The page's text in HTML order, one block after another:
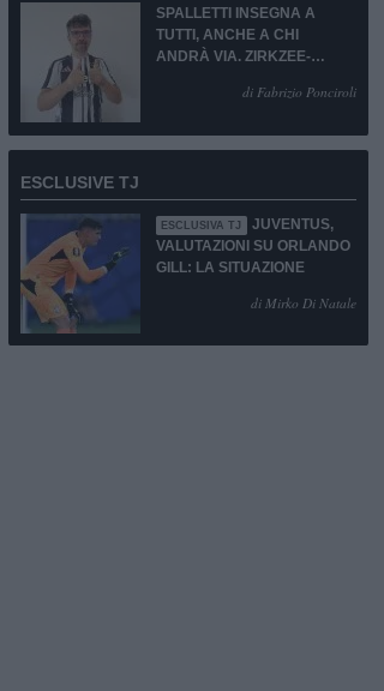
SPALLETTI INSEGNA A
TUTTI, ANCHE A CHI
ANDRÀ VIA. ZIRKZEE-
di Fabrizio Ponciroli
ESCLUSIVE TJ
ESCLUSIVA TJ
JUVENTUS,
VALUTAZIONI SU ORLANDO
GILL: LA SITUAZIONE
di Mirko Di Natale